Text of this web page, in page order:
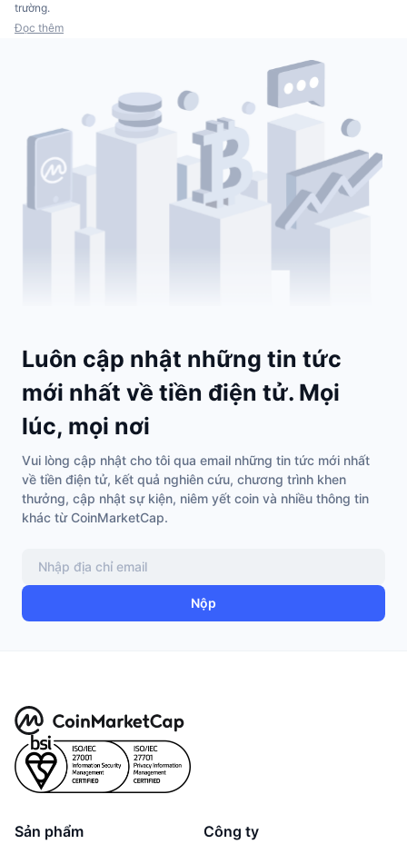
trường.
Đọc thêm
Luôn cập nhật những tin tức
mới nhất về tiền điện tử. Mọi
lúc, mọi nơi
Vui lòng cập nhật cho tôi qua email những tin tức mới nhất
về tiền điện tử, kết quả nghiên cứu, chương trình khen
thưởng, cập nhật sự kiện, niêm yết coin và nhiều thông tin
khác từ CoinMarketCap.
Nộp
Sản phẩm Công ty